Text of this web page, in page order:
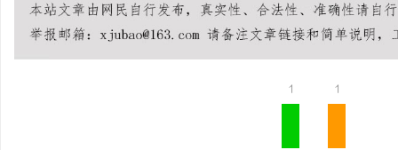
1 1
开店最怕“搜不到”为什
ai却天天给他免费派单？